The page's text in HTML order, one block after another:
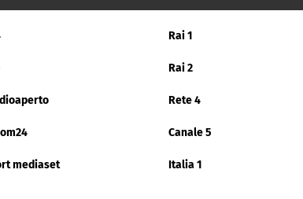
Rai 1
Rai 2
Rete 4
Canale 5
mediaset Italia 1